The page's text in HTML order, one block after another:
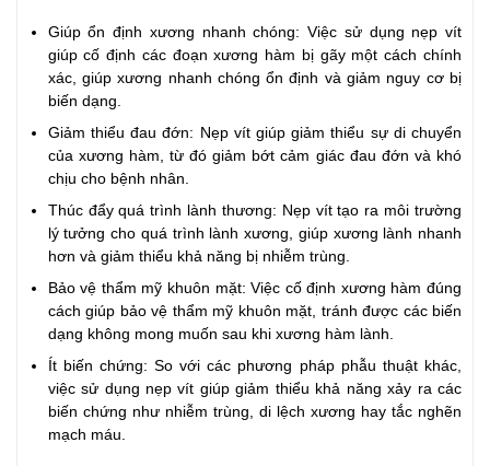
Giúp ổn định xương nhanh chóng: Việc sử dụng nẹp vít
giúp cố định các đoạn xương hàm bị gãy một cách chính
xác, giúp xương nhanh chóng ổn định và giảm nguy cơ bị
biến dạng.
Giảm thiểu đau đớn: Nẹp vít giúp giảm thiểu sự di chuyển
của xương hàm, từ đó giảm bớt cảm giác đau đớn và khó
chịu cho bệnh nhân.
Thúc đẩy quá trình lành thương: Nẹp vít tạo ra môi trường
lý tưởng cho quá trình lành xương, giúp xương lành nhanh
hơn và giảm thiểu khả năng bị nhiễm trùng.
Bảo vệ thẩm mỹ khuôn mặt: Việc cố định xương hàm đúng
cách giúp bảo vệ thẩm mỹ khuôn mặt, tránh được các biến
dạng không mong muốn sau khi xương hàm lành.
Ít biến chứng: So với các phương pháp phẫu thuật khác,
việc sử dụng nẹp vít giúp giảm thiểu khả năng xảy ra các
biến chứng như nhiễm trùng, di lệch xương hay tắc nghẽn
mạch máu.